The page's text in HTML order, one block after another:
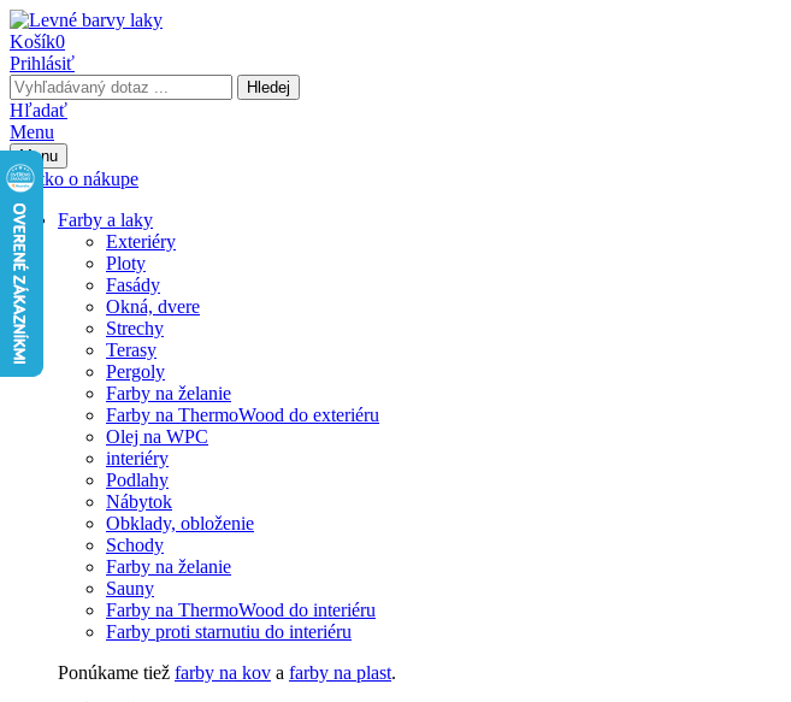
Košík0
Prihlásiť
Hledej
Hľadať
Menu
Menu
Všetko o nákupe
Farby a laky
Exteriéry
Ploty
Fasády
Okná, dvere
Strechy
Terasy
Pergoly
Farby na želanie
Farby na ThermoWood do exteriéru
Olej na WPC
interiéry
Podlahy
Nábytok
Obklady, obloženie
Schody
Farby na želanie
Sauny
Farby na ThermoWood do interiéru
Farby proti starnutiu do interiéru
Ponúkame tiež farby na kov a farby na plast.